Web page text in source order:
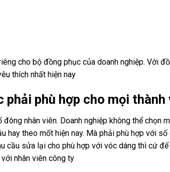
cho bộ đồng phục của doanh nghiệp. Với
thích nhất hiện nay
phải phù hợp cho mọi thành
nhân viên. Doanh nghiệp không thể chọn
hay theo mốt hiện nay. Mà phải phù hợp với
cầu sửa lại cho phù hợp với vóc dáng thì cứ
nhân viên công ty